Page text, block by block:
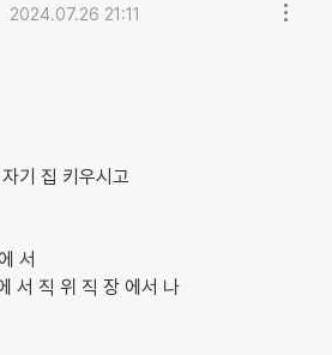
2024.07.26 21:11
기 집 키우시고
서
서 직 위 직 장 에서 나